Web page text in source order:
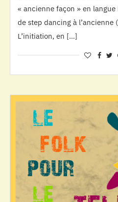
« ancienne façon » en
de step dancing à l’ancienne
L’initiation, en […]